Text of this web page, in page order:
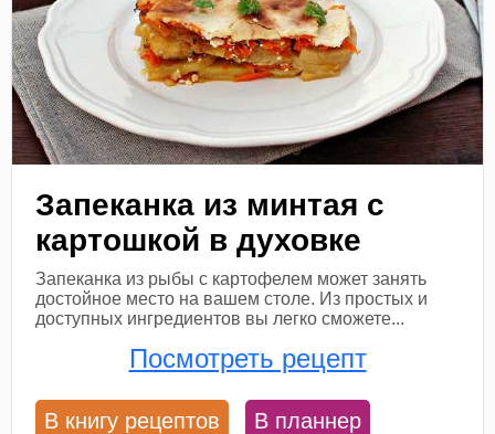
Запеканка из минтая с
картошкой в духовке
Запеканка из рыбы с картофелем может занять
достойное место на вашем столе. Из простых и
доступных ингредиентов вы легко сможете...
Посмотреть рецепт
В книгу рецептов В планнер